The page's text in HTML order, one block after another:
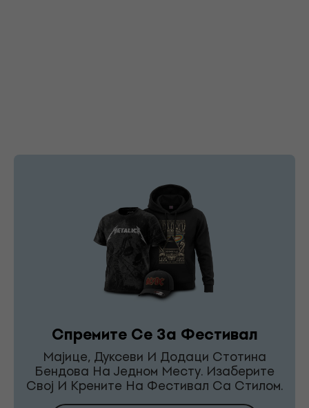
Спремите Се За Фестивал
Мајице, Дуксеви И Додаци Стотина
Бендова На Једном Месту. Изаберите
Свој И Крените На Фестивал Са Стилом.